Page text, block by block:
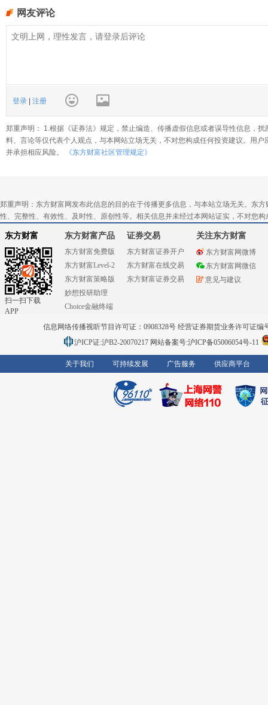
网友评论
登录 注册
郑重声明： 1.根据《证券法》规定，禁止编造、传播虚假信息或者误导性信息，
料、言论等仅代表个人观点，与本网站立场无关，不对您构成任何投资建议。用
并承担相应风险。
《东方财富社区管理规定》
郑重声明：东方财富网发布此信息的目的在于传播更多信息，与本站立场无关。东
性、完整性、有效性、及时性、原创性等。相关信息并未经过本网站证实，不对您
东方财富
扫一扫下载
APP
东方财富产品
东方财富免费版
东方财富Level-2
东方财富策略版
妙想投研助理
Choice金融终端
证券交易
东方财富证券开户
东方财富在线交易
东方财富证券交易
关注东方财富
东方财富网微博
东方财富网微信
意见与建议
信息网络传播视听节目许可证：0908328号 经营证券期货业务许可证编
沪ICP证:沪B2-20070217 网站备案号:沪ICP备05006054号-11
关于我们 可持续发展 广告服务 供应商平台